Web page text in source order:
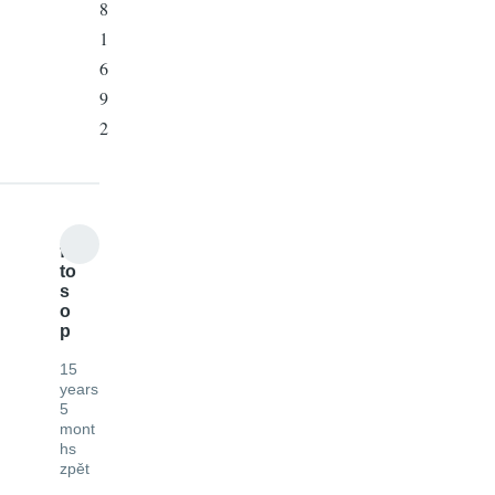
8
1
6
9
2
fo
to
s
o
p
15
years
5
mont
hs
zpět